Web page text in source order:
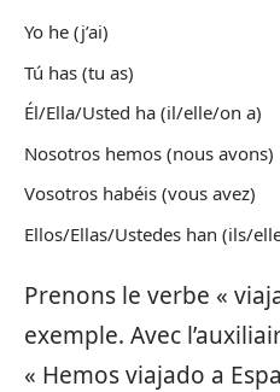
Yo he (j’ai)
Tú has (tu as)
Él/Ella/Usted ha (il/elle/on a)
Nosotros hemos (nous avons)
Vosotros habéis (vous avez)
Ellos/Ellas/Ustedes han (ils/
Prenons le verbe «
exemple. Avec
« Hemos viajado a